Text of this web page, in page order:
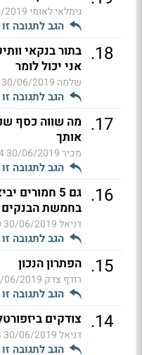
גימלאי לאומי22:18
הגב לתגובה זו
18
. בתור בנקאי
אני יכול לומר
שלמה 30/06/2019 21:52
הגב לתגובה זו
17
. מה שווה כסף
אותך
מכיר30/06/2019 18:24
הגב לתגובה זו
16
.
גם 5 חמורים
בחמשת הבנקים
דניאל30/06/2019 17:00
הגב לתגובה זו
15
. הפתרון הנכון
רודף צדק 2019 13:08
הגב לתגובה זו
14
. צודקים
דניאל30/06/2019 12:44
הגב לתגובה זו